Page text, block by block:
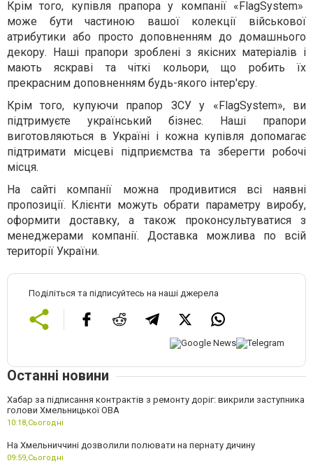
Крім того, купівля прапора у компанії «FlagSystem»
може бути частиною вашої колекції військової
атрибутики або просто доповненням до домашнього
декору. Наші прапори зроблені з якісних матеріалів і
мають яскраві та чіткі кольори, що робить їх
прекрасним доповненням будь-якого інтер'єру.
Крім того, купуючи прапор ЗСУ у «FlagSystem», ви
підтримуєте український бізнес. Наші прапори
виготовляються в Україні і кожна купівля допомагає
підтримати місцеві підприємства та зберегти робочі
місця.
На сайті компанії можна продивитися всі наявні
пропозиції. Клієнти можуть обрати параметру виробу,
оформити доставку, а також проконсультуватися з
менеджерами компанії. Доставка можлива по всій
території України.
Поділіться та підписуйтесь на наші джерела
Останні новини
Хабар за підписання контрактів з ремонту доріг: викрили заступника
голови Хмельницької ОВА
10:18,Сьогодні
На Хмельниччині дозволили полювати на пернату дичину
09:59,Сьогодні